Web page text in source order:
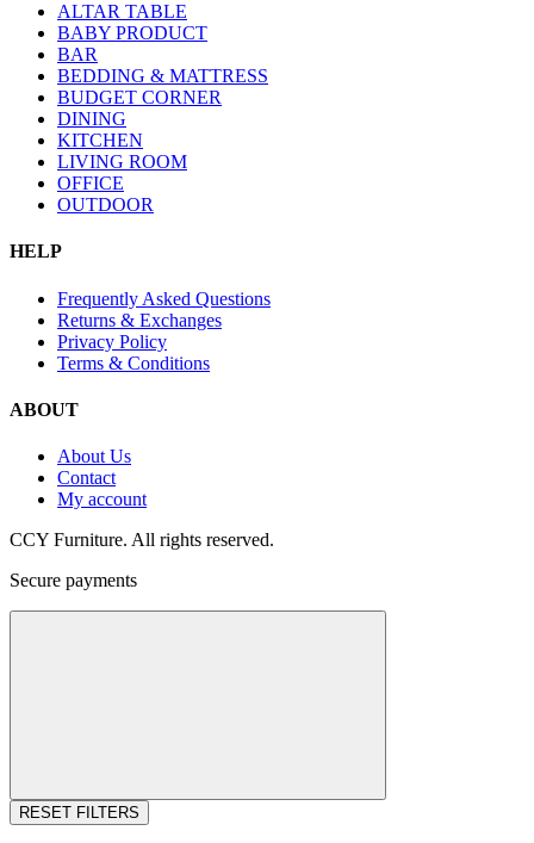
ALTAR TABLE
BABY PRODUCT
BAR
BEDDING & MATTRESS
BUDGET CORNER
DINING
KITCHEN
LIVING ROOM
OFFICE
OUTDOOR
HELP
Frequently Asked Questions
Returns & Exchanges
Privacy Policy
Terms & Conditions
ABOUT
About Us
Contact
My account
CCY Furniture. All rights reserved.
Secure payments
RESET FILTERS